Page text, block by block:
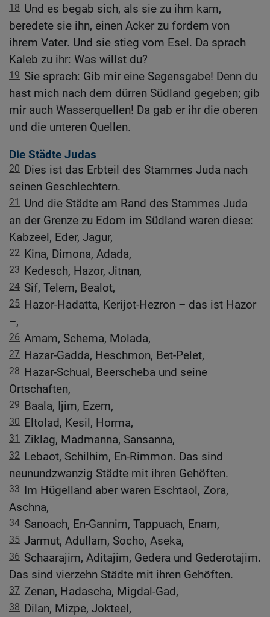
18 Und es begab sich, als sie zu ihm kam,
beredete sie ihn, einen Acker zu fordern von
ihrem Vater. Und sie stieg vom Esel. Da sprach
Kaleb zu ihr: Was willst du?
19 Sie sprach: Gib mir eine Segensgabe! Denn du
hast mich nach dem dürren Südland gegeben; gib
mir auch Wasserquellen! Da gab er ihr die oberen
und die unteren Quellen.
Die Städte Judas
20 Dies ist das Erbteil des Stammes Juda nach
seinen Geschlechtern.
21 Und die Städte am Rand des Stammes Juda
an der Grenze zu Edom im Südland waren diese:
Kabzeel, Eder, Jagur,
22 Kina, Dimona, Adada,
23 Kedesch, Hazor, Jitnan,
24 Sif, Telem, Bealot,
25 Hazor-Hadatta, Kerijot-Hezron – das ist Hazor
–,
26 Amam, Schema, Molada,
27 Hazar-Gadda, Heschmon, Bet-Pelet,
28 Hazar-Schual, Beerscheba und seine
Ortschaften,
29 Baala, Ijim, Ezem,
30 Eltolad, Kesil, Horma,
31 Ziklag, Madmanna, Sansanna,
32 Lebaot, Schilhim, En-Rimmon. Das sind
neunundzwanzig Städte mit ihren Gehöften.
33 Im Hügelland aber waren Eschtaol, Zora,
Aschna,
34 Sanoach, En-Gannim, Tappuach, Enam,
35 Jarmut, Adullam, Socho, Aseka,
36 Schaarajim, Aditajim, Gedera und Gederotajim.
Das sind vierzehn Städte mit ihren Gehöften.
37 Zenan, Hadascha, Migdal-Gad,
38 Dilan, Mizpe, Jokteel,